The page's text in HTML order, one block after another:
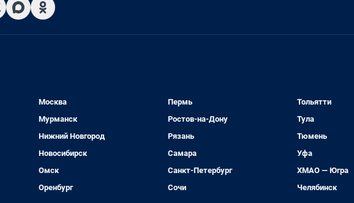
Москва
Мурманск
Нижний Новгород
Новосибирск
Омск
Оренбург
Пермь
Ростов-на-Дону
Рязань
Самара
Санкт-Петербург
Сочи
Тольятти
Тула
Тюмень
Уфа
ХМАО — Югра
Челябинск